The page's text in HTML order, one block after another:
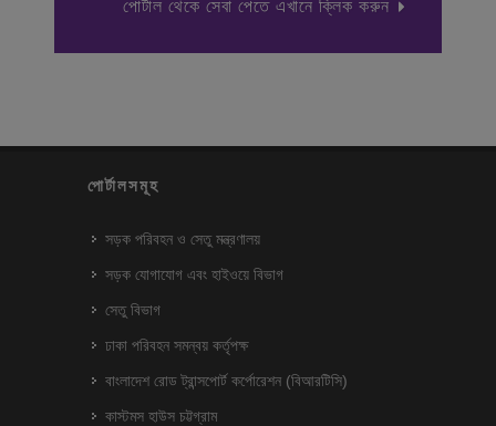
পোর্টাল থেকে সেবা পেতে এখানে ক্লিক করুন
পোর্টালসমূহ
সড়ক পরিবহন ও সেতু মন্ত্রণালয়
সড়ক যোগাযোগ এবং হাইওয়ে বিভাগ
সেতু বিভাগ
ঢাকা পরিবহন সমন্বয় কর্তৃপক্ষ
বাংলাদেশ রোড ট্রান্সপোর্ট কর্পোরেশন (বিআরটিসি)
কাস্টমস হাউস চট্টগ্রাম